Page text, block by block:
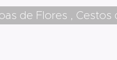
de Flores , Cestos